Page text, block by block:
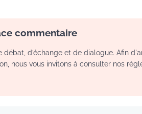
commentaire
débat, d’échange et de dialogue. Afin
nous vous invitons à consulter nos